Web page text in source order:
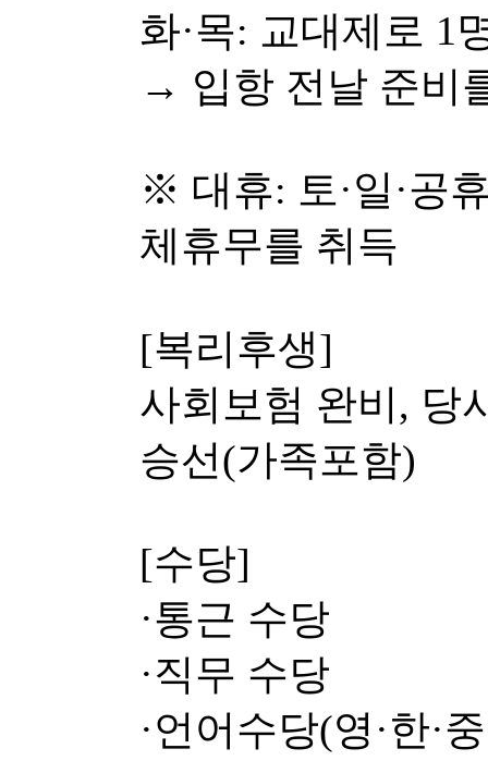
화·목: 교대제로 1
→ 입항 전날 준비
※ 대휴: 토·일·공
체휴무를 취득
[복리후생]
사회보험 완비, 당
승선(가족포함)
[수당]
·통근 수당
·직무 수당
·언어수당(영·한·